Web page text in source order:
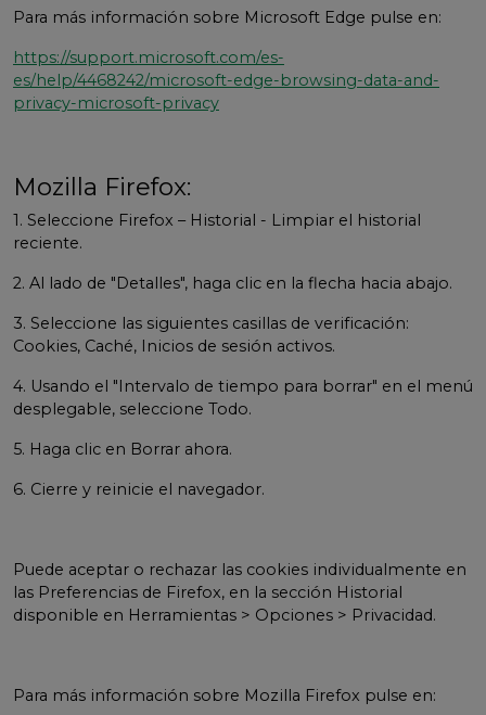
Para más información sobre Microsoft Edge pulse en:
https://support.microsoft.com/es-
es/help/4468242/microsoft-edge-browsing-data-and-
privacy-microsoft-privacy
Mozilla Firefox:
1. Seleccione Firefox – Historial - Limpiar el historial
reciente.
2. Al lado de "Detalles", haga clic en la flecha hacia abajo.
3. Seleccione las siguientes casillas de verificación:
Cookies, Caché, Inicios de sesión activos.
4. Usando el "Intervalo de tiempo para borrar" en el menú
desplegable, seleccione Todo.
5. Haga clic en Borrar ahora.
6. Cierre y reinicie el navegador.
Puede aceptar o rechazar las cookies individualmente en
las Preferencias de Firefox, en la sección Historial
disponible en Herramientas > Opciones > Privacidad.
Para más información sobre Mozilla Firefox pulse en: